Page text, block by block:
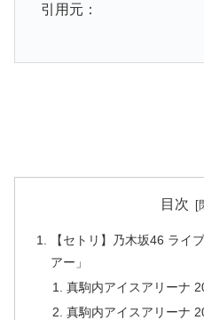
引用元：
目次
【セトリ】乃木坂46 ライ
アー」
真駒内アイスアリーナ
真駒内アイスアリーナ